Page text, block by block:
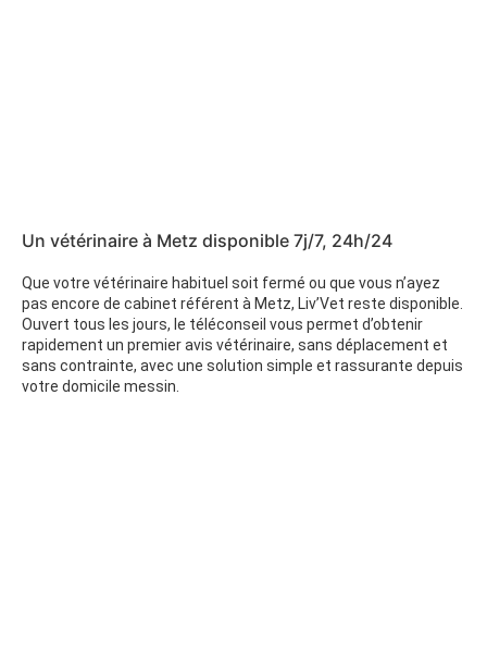
Un vétérinaire à Metz disponible 7j/7, 24h/24
Que votre vétérinaire habituel soit fermé ou que vous n’ayez
pas encore de cabinet référent à Metz, Liv’Vet reste disponible.
Ouvert tous les jours, le téléconseil vous permet d’obtenir
rapidement un premier avis vétérinaire, sans déplacement et
sans contrainte, avec une solution simple et rassurante depuis
votre domicile messin.